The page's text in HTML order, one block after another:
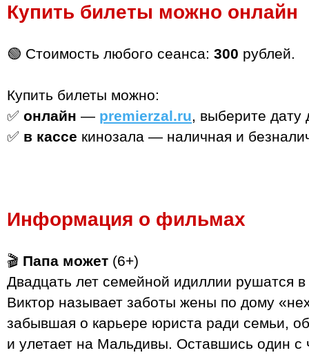
Купить билеты можно онлайн
🟢 Стоимость любого сеанса: 300 рублей.
Купить билеты можно:
✅ онлайн — premierzal.ru , выберите
✅ в кассе кинозала — наличная и
Информация о фильмах
🎬 Папа может (6+)
Двадцать лет семейной идиллии рушатся в
Виктор называет заботы жены по дому
забывшая о карьере юриста ради семьи,
и улетает на Мальдивы. Оставшись один с